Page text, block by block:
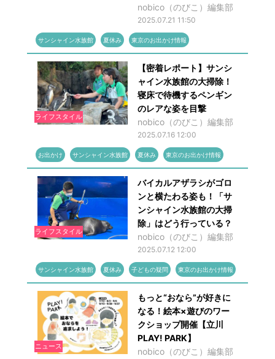
nobico（のびこ）編集部
2025.07.21 11:50
サンシャイン水族館 夏休み 東京のお出かけ情報
ライフスタイル
【密着レポート】サンシ
ャイン水族館の大掃除！
寝床で待機するペンギン
のレアな姿を目撃
nobico（のびこ）編集部
2025.07.16 12:00
お出かけ サンシャイン水族館 夏休み 東京のお出かけ情報
ライフスタイル
バイカルアザラシがゴロ
ンと横たわる姿も！「サ
ンシャイン水族館の大掃
除」はどう行っている？
nobico（のびこ）編集部
2025.07.12 12:00
サンシャイン水族館 夏休み 子どもの疑問 東京のお出かけ情報
ニュース
もっと“おなら”が好きに
なる！絵本×遊びのワー
クショップ開催【立川
PLAY! PARK】
nobico（のびこ）編集部